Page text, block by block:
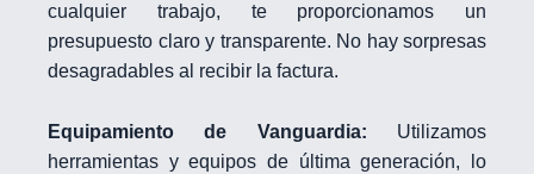
cualquier trabajo, te proporcionamos un
presupuesto claro y transparente. No hay sorpresas
desagradables al recibir la factura.
Equipamiento de Vanguardia: Utilizamos
herramientas y equipos de última generación, lo